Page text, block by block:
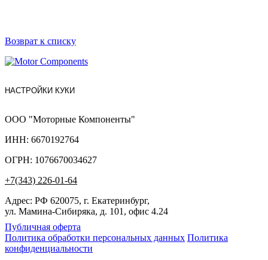
Возврат к списку
НАСТРОЙКИ КУКИ
ООО "Моторные Компоненты"
ИНН: 6670192764
ОГРН: 1076670034627
+7(343) 226-01-64
Адрес: РФ 620075, г. Екатеринбург,
ул. Мамина-Сибиряка, д. 101, офис 4.24
Публичная оферта
Политика обработки персональных данных Политика
конфиденциальности